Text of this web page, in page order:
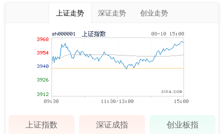
上证走势 深证走势 创业走势
上证指数 深证成指 创业板指